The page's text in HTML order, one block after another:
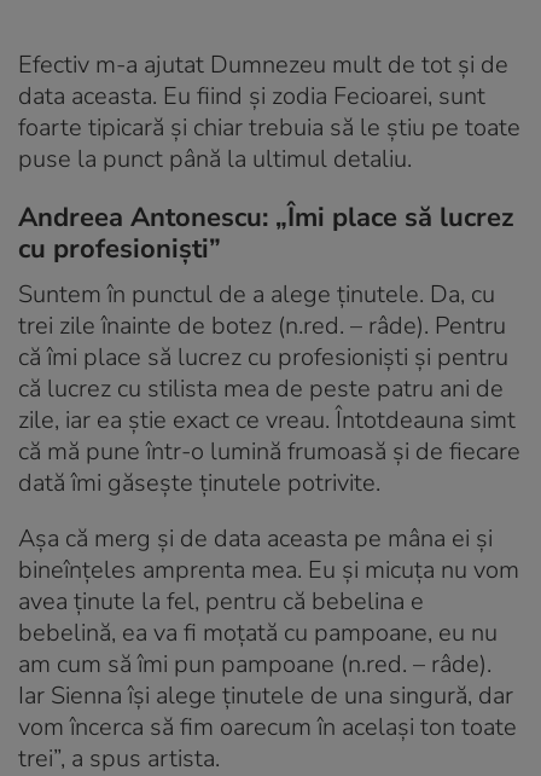
Efectiv m-a ajutat Dumnezeu mult de tot şi de
data aceasta. Eu fiind şi zodia Fecioarei, sunt
foarte tipicară şi chiar trebuia să le ştiu pe toate
puse la punct până la ultimul detaliu.
Andreea Antonescu: „Îmi place să lucrez
cu profesionişti”
Suntem în punctul de a alege ţinutele. Da, cu
trei zile înainte de botez (n.red. – râde). Pentru
că îmi place să lucrez cu profesionişti şi pentru
că lucrez cu stilista mea de peste patru ani de
zile, iar ea ştie exact ce vreau. Întotdeauna simt
că mă pune într-o lumină frumoasă şi de fiecare
dată îmi găseşte ţinutele potrivite.
Aşa că merg şi de data aceasta pe mâna ei şi
bineînţeles amprenta mea. Eu şi micuţa nu vom
avea ţinute la fel, pentru că bebelina e
bebelină, ea va fi moţată cu pampoane, eu nu
am cum să îmi pun pampoane (n.red. – râde).
Iar Sienna îşi alege ţinutele de una singură, dar
vom încerca să fim oarecum în acelaşi ton toate
trei”, a spus artista.